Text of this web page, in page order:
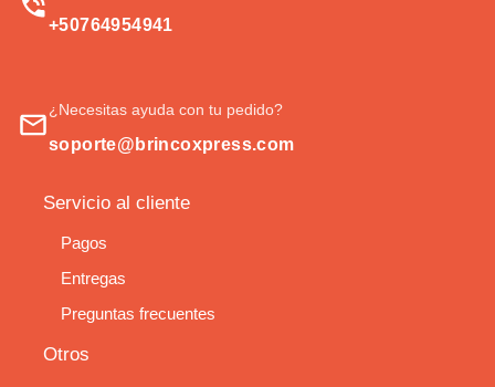
+50764954941
¿Necesitas ayuda con tu pedido?
soporte@brincoxpress.com
Servicio al cliente
Pagos
Entregas
Preguntas frecuentes
Otros